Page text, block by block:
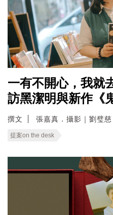
一有不開心，我
訪黑潔明與新作《
撰文 張嘉真．攝影｜劉璧
提案on the desk